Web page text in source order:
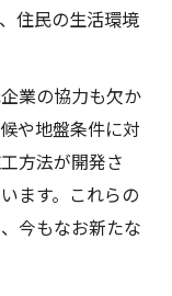
発の裏側
形とは
術の軌跡
とは
産業環境
構造の転換
と産業発展
ある土木技
住民の生活環境
業の協力も欠か
や地盤条件に対
方法が開発さ
ます。これらの
今もなお新たな